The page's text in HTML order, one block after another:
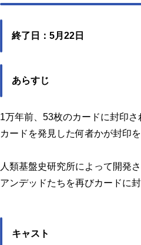
パワ
龍輝
メテ
ジャ
オン
ディ
終了日：5月22日
あらすじ
1万年前、53枚のカードに封印さ
カードを発見した何者かが封印
人類基盤史研究所によって開発
アンデッドたちを再びカードに
キャスト